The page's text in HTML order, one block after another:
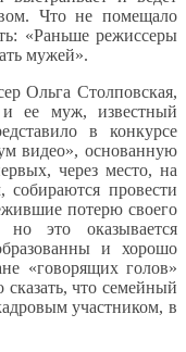
Что не помещало
«Раньше режиссеры
мужей».
Ольга Столповская,
ее муж, известный
в конкурсе
видео», основанную
через место, на
провести
потерю своего
но это оказывается
и хорошо
«говорящих голов»
что семейный
участником, в